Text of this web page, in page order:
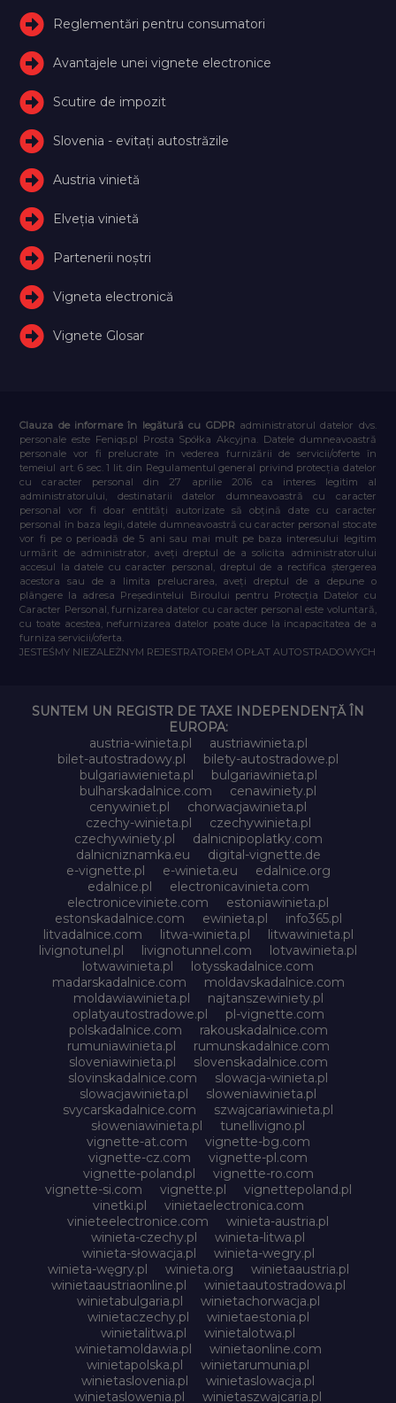
Reglementări pentru consumatori
Avantajele unei vignete electronice
Scutire de impozit
Slovenia - evitați autostrăzile
Austria vinietă
Elveţia vinietă
Partenerii noștri
Vigneta electronică
Vignete Glosar
Clauza de informare în legătură cu GDPR administratorul datelor dvs.
personale este Feniqs.pl Prosta Spółka Akcyjna. Datele dumneavoastră
personale vor fi prelucrate în vederea furnizării de servicii/oferte în
temeiul art. 6 sec. 1 lit. din Regulamentul general privind protecția datelor
cu caracter personal din 27 aprilie 2016 ca interes legitim al
administratorului, destinatarii datelor dumneavoastră cu caracter
personal vor fi doar entități autorizate să obțină date cu caracter
personal în baza legii, datele dumneavoastră cu caracter personal stocate
vor fi pe o perioadă de 5 ani sau mai mult pe baza interesului legitim
urmărit de administrator, aveți dreptul de a solicita administratorului
accesul la datele cu caracter personal, dreptul de a rectifica ștergerea
acestora sau de a limita prelucrarea, aveți dreptul de a depune o
plângere la adresa Președintelui Biroului pentru Protecția Datelor cu
Caracter Personal, furnizarea datelor cu caracter personal este voluntară,
cu toate acestea, nefurnizarea datelor poate duce la incapacitatea de a
furniza servicii/oferta.
JESTEŚMY NIEZALEŻNYM REJESTRATOREM OPŁAT AUTOSTRADOWYCH
SUNTEM UN REGISTR DE TAXE INDEPENDENȚĂ ÎN
EUROPA:
austria-winieta.pl
austriawinieta.pl
bilet-autostradowy.pl
bilety-autostradowe.pl
bulgariawienieta.pl
bulgariawinieta.pl
bulharskadalnice.com
cenawiniety.pl
cenywiniet.pl
chorwacjawinieta.pl
czechy-winieta.pl
czechywinieta.pl
czechywiniety.pl
dalnicnipoplatky.com
dalnicniznamka.eu
digital-vignette.de
e-vignette.pl
e-winieta.eu
edalnice.org
edalnice.pl
electronicavinieta.com
electroniceviniete.com
estoniawinieta.pl
estonskadalnice.com
ewinieta.pl
info365.pl
litvadalnice.com
litwa-winieta.pl
litwawinieta.pl
livignotunel.pl
livignotunnel.com
lotvawinieta.pl
lotwawinieta.pl
lotysskadalnice.com
madarskadalnice.com
moldavskadalnice.com
moldawiawinieta.pl
najtanszewiniety.pl
oplatyautostradowe.pl
pl-vignette.com
polskadalnice.com
rakouskadalnice.com
rumuniawinieta.pl
rumunskadalnice.com
sloveniawinieta.pl
slovenskadalnice.com
slovinskadalnice.com
slowacja-winieta.pl
slowacjawinieta.pl
sloweniawinieta.pl
svycarskadalnice.com
szwajcariawinieta.pl
słoweniawinieta.pl
tunellivigno.pl
vignette-at.com
vignette-bg.com
vignette-cz.com
vignette-pl.com
vignette-poland.pl
vignette-ro.com
vignette-si.com
vignette.pl
vignettepoland.pl
vinetki.pl
vinietaelectronica.com
vinieteelectronice.com
winieta-austria.pl
winieta-czechy.pl
winieta-litwa.pl
winieta-słowacja.pl
winieta-wegry.pl
winieta-węgry.pl
winieta.org
winietaaustria.pl
winietaaustriaonline.pl
winietaautostradowa.pl
winietabulgaria.pl
winietachorwacja.pl
winietaczechy.pl
winietaestonia.pl
winietalitwa.pl
winietalotwa.pl
winietamoldawia.pl
winietaonline.com
winietapolska.pl
winietarumunia.pl
winietaslovenia.pl
winietaslowacja.pl
winietaslowenia.pl
winietaszwajcaria.pl